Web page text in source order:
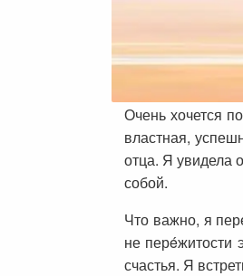
Очень хочется
властная,
отца. Я увидела
собой.
Что важно, я
не перéжитости
счастья. Я